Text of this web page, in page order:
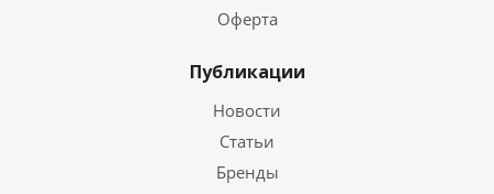
Оферта
Публикации
Новости
Статьи
Бренды